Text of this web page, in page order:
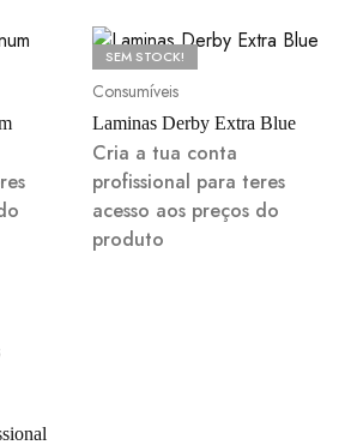
SEM STOCK!
Consumíveis
Laminas Derby Extra Blue
Cria a tua conta
profissional para teres
acesso aos preços do
produto